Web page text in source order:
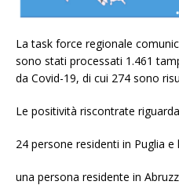
La task force regionale
sono stati processati 1.461
da Covid-19, di cui 274 sono
Le positività riscontrate
24 persone residenti in Puglia
una persona residente in